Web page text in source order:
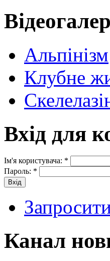
Альпінізм
Клубне
Вхід для
Ім'я користувача: *
Пароль: *
Канал